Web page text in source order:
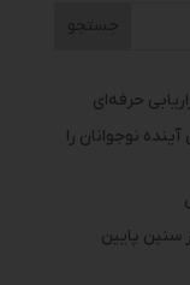
حرفه‌ای
نوجوانان را
سنین پایین